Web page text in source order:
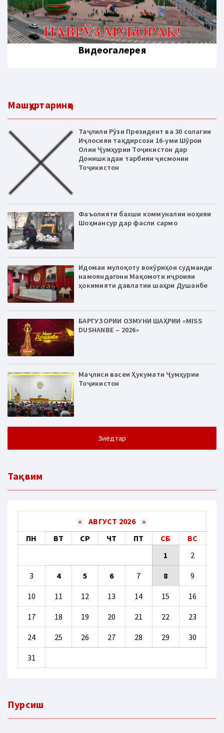
Видеогалерея
Машҳуртаринҳо
Таҷлили Рӯзи Президент ва 30 солагии
Иҷлосияи тақдирсози 16-уми Шӯрои
Олии Ҷумҳурии Тоҷикистон дар
Донишкадаи тарбияи ҷисмонии
Тоҷикистон
Фаъолияти бахши коммуналии ноҳияи
Шоҳмансур дар фасли сармо
Идомаи мулоқоту вохӯриҳои судманди
намояндагони Мақомоти иҷроияи
ҳокимияти давлатии шаҳри Душанбе
БАРГУЗОРИИ ОЗМУНИ ШАҲРИИ «MISS
DUSHANBE – 2026»
Маҷлиси васеи Ҳукумати Ҷумҳурии
Тоҷикистон
Зиёдтар
Тақвим
« АВГУСТ 2026 »
ПН
ВТ СР ЧТ ПТ СБ
ВС
1
2
3 4 5 6 7 8 9
10 11 12 13 14 15 16
17 18 19 20 21 22 23
24 25 26 27 28 29 30
31
Пурсиш